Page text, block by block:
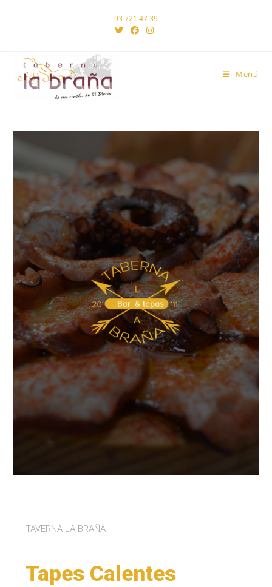
93 721 47 39
Menú
TAVERNA LA BRAÑA
Tapes Calentes